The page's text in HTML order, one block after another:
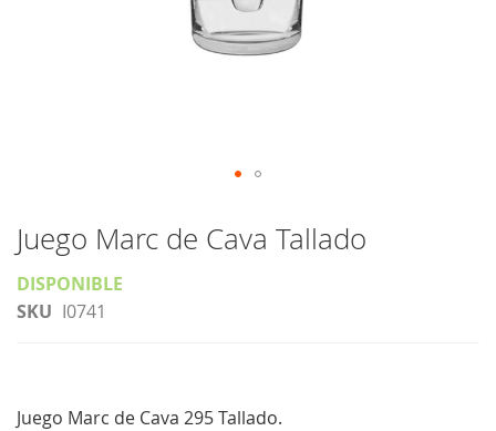
al
comienzo
de
la
Juego Marc de Cava Tallado
DISPONIBLE
SKU I0741
Juego Marc de Cava 295 Tallado.